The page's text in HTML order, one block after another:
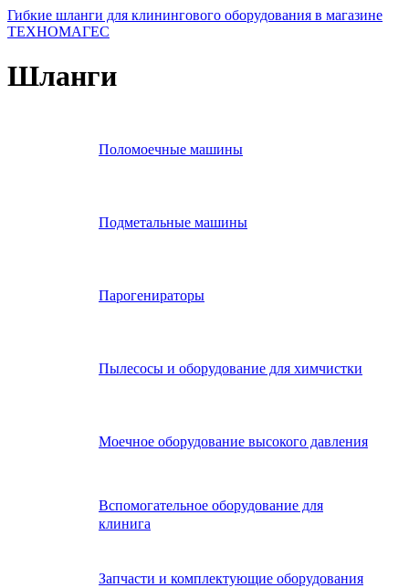
Гибкие шланги для клинингового оборудования в магазине
ТЕХНОМАГЕС
Шланги
Поломоечные машины
Подметальные машины
Парогенираторы
Пылесосы и оборудование для химчистки
Моечное оборудование высокого давления
Вспомогательное оборудование для
клинига
Запчасти и комплектующие оборудования